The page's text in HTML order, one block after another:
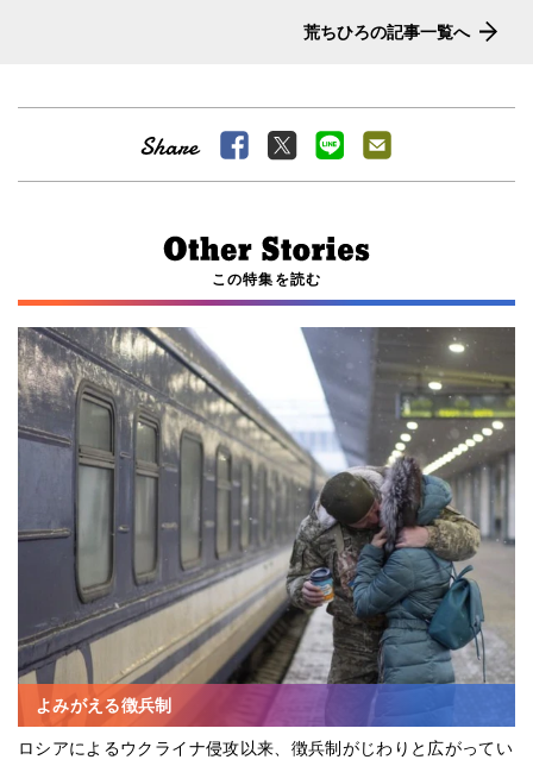
荒ちひろの記事一覧へ
この特集を読む
よみがえる徴兵制
ロシアによるウクライナ侵攻以来、徴兵制がじわりと広がってい